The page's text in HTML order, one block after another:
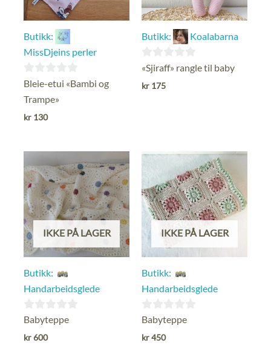
Butikk:
MissDjeins perler
0
ut
av
Bleie-etui «Bambi og
Trampe»
kr 130
Butikk: Koalabarna
0
ut
«Sjiraff» rangle til baby
kr 175
IKKE PÅ LAGER
Butikk:
Handarbeidsglede
0
ut
Babyteppe
kr600
IKKE PÅ LAGER
Butikk:
Handarbeidsglede
0
ut
Babyteppe
kr450